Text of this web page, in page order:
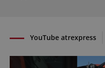
YouTube atrexpress